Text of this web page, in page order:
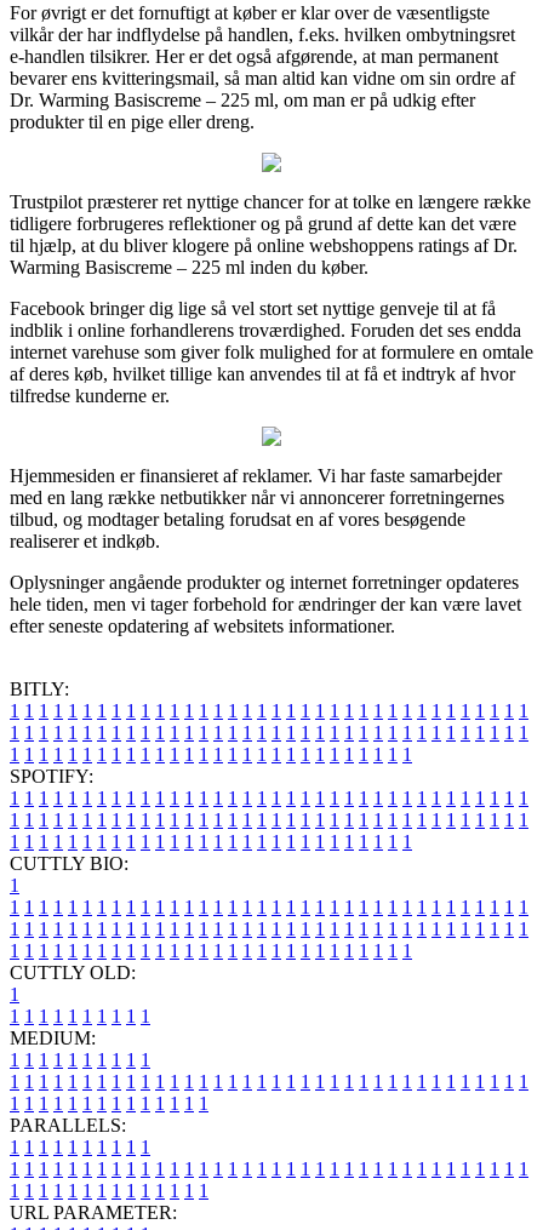
For øvrigt er det fornuftigt at køber er klar over de væsentligste
vilkår der har indflydelse på handlen, f.eks. hvilken ombytningsret
e-handlen tilsikrer. Her er det også afgørende, at man permanent
bevarer ens kvitteringsmail, så man altid kan vidne om sin ordre af
Dr. Warming Basiscreme – 225 ml, om man er på udkig efter
produkter til en pige eller dreng.
Trustpilot præsterer ret nyttige chancer for at tolke en længere række
tidligere forbrugeres reflektioner og på grund af dette kan det være
til hjælp, at du bliver klogere på online webshoppens ratings af Dr.
Warming Basiscreme – 225 ml inden du køber.
Facebook bringer dig lige så vel stort set nyttige genveje til at få
indblik i online forhandlerens troværdighed. Foruden det ses endda
internet varehuse som giver folk mulighed for at formulere en omtale
af deres køb, hvilket tillige kan anvendes til at få et indtryk af hvor
tilfredse kunderne er.
Hjemmesiden er finansieret af reklamer. Vi har faste samarbejder
med en lang række netbutikker når vi annoncerer forretningernes
tilbud, og modtager betaling forudsat en af vores besøgende
realiserer et indkøb.
Oplysninger angående produkter og internet forretninger opdateres
hele tiden, men vi tager forbehold for ændringer der kan være lavet
efter seneste opdatering af websitets informationer.
BITLY:
1 1 1 1 1 1 1 1 1 1 1 1 1 1 1 1 1 1 1 1 1 1 1 1 1 1 1 1 1 1 1 1 1 1 1 1
1 1 1 1 1 1 1 1 1 1 1 1 1 1 1 1 1 1 1 1 1 1 1 1 1 1 1 1 1 1 1 1 1 1 1 1
1 1 1 1 1 1 1 1 1 1 1 1 1 1 1 1 1 1 1 1 1 1 1 1 1 1 1 1
SPOTIFY:
1 1 1 1 1 1 1 1 1 1 1 1 1 1 1 1 1 1 1 1 1 1 1 1 1 1 1 1 1 1 1 1 1 1 1 1
1 1 1 1 1 1 1 1 1 1 1 1 1 1 1 1 1 1 1 1 1 1 1 1 1 1 1 1 1 1 1 1 1 1 1 1
1 1 1 1 1 1 1 1 1 1 1 1 1 1 1 1 1 1 1 1 1 1 1 1 1 1 1 1
CUTTLY BIO:
1
1 1 1 1 1 1 1 1 1 1 1 1 1 1 1 1 1 1 1 1 1 1 1 1 1 1 1 1 1 1 1 1 1 1 1 1
1 1 1 1 1 1 1 1 1 1 1 1 1 1 1 1 1 1 1 1 1 1 1 1 1 1 1 1 1 1 1 1 1 1 1 1
1 1 1 1 1 1 1 1 1 1 1 1 1 1 1 1 1 1 1 1 1 1 1 1 1 1 1 1
CUTTLY OLD:
1
1 1 1 1 1 1 1 1 1 1
MEDIUM:
1 1 1 1 1 1 1 1 1 1
1 1 1 1 1 1 1 1 1 1 1 1 1 1 1 1 1 1 1 1 1 1 1 1 1 1 1 1 1 1 1 1 1 1 1 1
1 1 1 1 1 1 1 1 1 1 1 1 1 1
PARALLELS:
1 1 1 1 1 1 1 1 1 1
1 1 1 1 1 1 1 1 1 1 1 1 1 1 1 1 1 1 1 1 1 1 1 1 1 1 1 1 1 1 1 1 1 1 1 1
1 1 1 1 1 1 1 1 1 1 1 1 1 1
URL PARAMETER: